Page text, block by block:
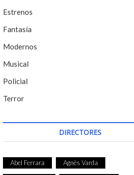
Estrenos
Fantasía
Modernos
Musical
Policial
Terror
DIRECTORES
Abel Ferrara Agnès Varda